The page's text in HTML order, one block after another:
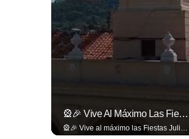
🎡🎉 Vive Al Máximo Las Fiestas Julias En Santa Ana: Tradición, Gastronomía, Juegos Mecánicos Y Un Ambiente Lleno De Color Convierten A La Ciudad Heroica...